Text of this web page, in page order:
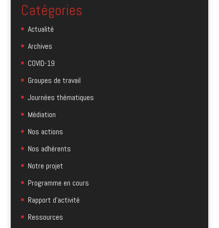
Catégories
Actualité
Archives
COVID-19
Groupes de travail
Journées thématiques
Médiation
Nos actions
Nos adhérents
Notre projet
Programme en cours
Rapport d'activité
Ressources